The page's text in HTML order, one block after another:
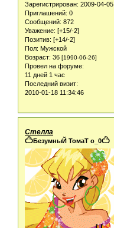
Зарегистрирован: 2009-04-05
Приглашений: 0
Сообщений: 872
Уважение: [+15/-2]
Позитив: [+14/-2]
Пол: Мужской
Возраст: 36 [1990-06-26]
Провел на форуме:
11 дней 1 час
Последний визит:
2010-01-18 11:34:46
Стелла
ѼБезумныЙ ТомаТ о_0Ѽ